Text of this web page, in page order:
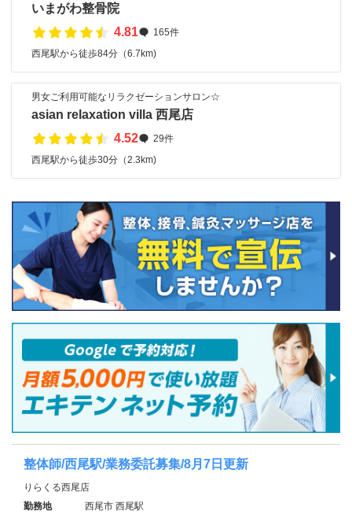
いまがわ整骨院
4.81
165件
西尾駅から徒歩84分（6.7km)
男女ご利用可能なリラクゼーションサロン☆
asian relaxation villa 西尾店
4.52
29件
西尾駅から徒歩30分（2.3km)
整体師/西尾駅/業務委託募集/8月7日更新
りらくる西尾店
勤務地
西尾市 西尾駅